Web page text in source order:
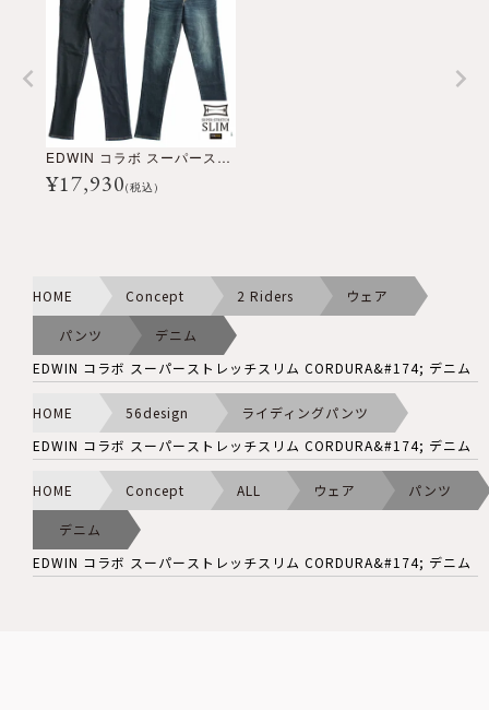
EDWIN コラボ スーパーストレッチスリム CORDURA® デニム
¥17,930(税込)
HOME Concept 2 Riders ウェア
パンツ
デニム
EDWIN コラボ スーパーストレッチスリム CORDURA&#174; デニム
HOME 56design
ライディングパンツ
EDWIN コラボ スーパーストレッチスリム CORDURA&#174; デニム
HOME Concept ALL ウェア パンツ
デニム
EDWIN コラボ スーパーストレッチスリム CORDURA&#174; デニム